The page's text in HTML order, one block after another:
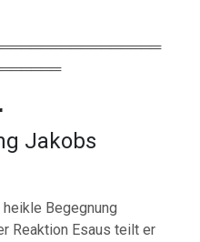
Jakobs
heikle Begegnung
Reaktion Esausteilter